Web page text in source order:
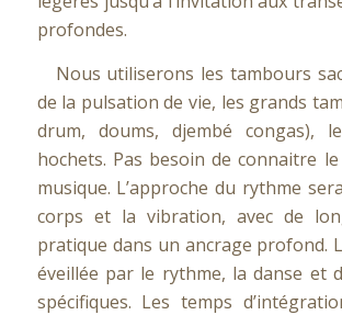
profondes.
Nous utiliserons les tambours
de la pulsation de vie, les grands
drum, doums, djembé congas),
hochets. Pas besoin de connaitre
musique. L’approche du rythme
corps et la vibration, avec de
pratique dans un ancrage profond.
éveillée par le rythme, la danse et
spécifiques. Les temps